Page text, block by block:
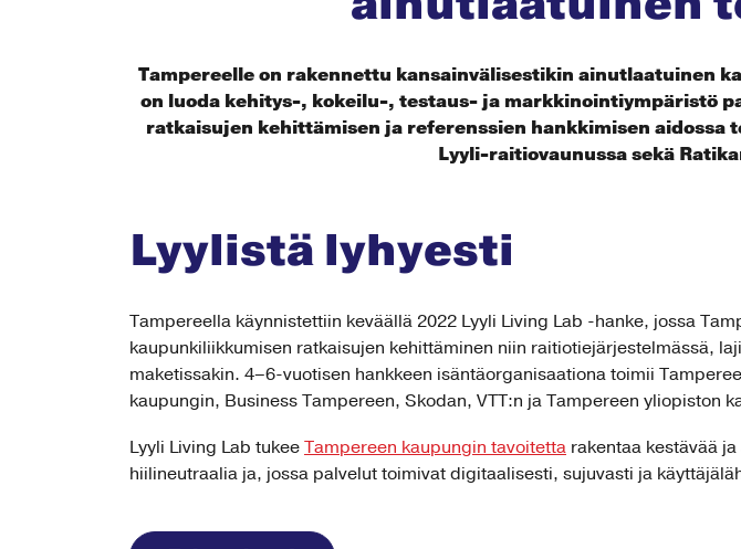
Tampereelle on rakennettu kansainvälisestikin ainutlaatuinen
on luoda kehitys-, kokeilu-, testaus- ja markkinointiympäristö
ratkaisujen kehittämisen ja referenssien hankkimisen aidossa
Lyyli-raitiovaunussa sekä
Lyylistä lyhyesti
Tampereella käynnistettiin keväällä 2022 Lyyli Living Lab -hanke, jossa
kaupunkiliikkumisen ratkaisujen kehittäminen niin raitiotiejärjestelmässä,
maketissakin. 4–6-vuotisen hankkeen isäntäorganisaationa toimii
kaupungin, Business Tampereen, Skodan, VTT:n ja Tampereen yliopiston
Lyyli Living Lab tukee Tampereen kaupungin tavoitetta rakentaa kestävää
hiilineutraalia ja, jossa palvelut toimivat digitaalisesti, sujuvasti ja